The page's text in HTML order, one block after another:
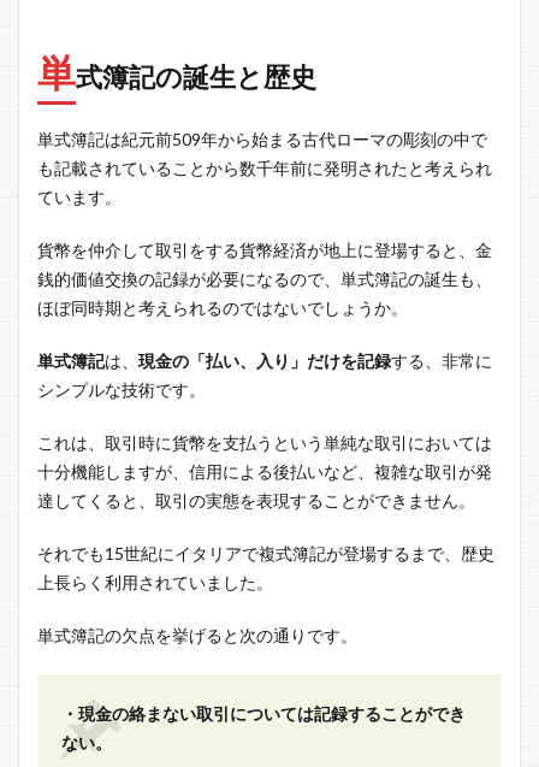
単式簿記の誕生と歴史
単式簿記は紀元前509年から始まる古代ローマの彫刻の中で
も記載されていることから数千年前に発明されたと考えられ
ています。
貨幣を仲介して取引をする貨幣経済が地上に登場すると、金
銭的価値交換の記録が必要になるので、単式簿記の誕生も、
ほぼ同時期と考えられるのではないでしょうか。
単式簿記は、 現金の「払い、入り」だけを記録する、非常に
シンプルな技術です。
これは、取引時に貨幣を支払うという単純な取引においては
十分機能しますが、信用による後払いなど、複雑な取引が発
達してくると、取引の実態を表現することができません。
それでも15世紀にイタリアで複式簿記が登場するまで、歴史
上長らく利用されていました。
単式簿記の欠点を挙げると次の通りです。
・現金の絡まない取引については記録することができ
ない。